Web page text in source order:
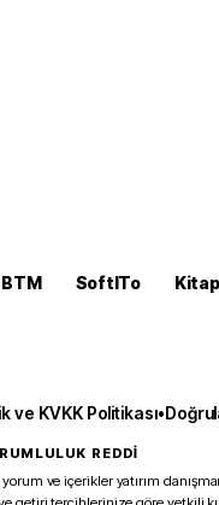
BTM SoftITo
ve KVKK Politikası•
REDDİ
ve içerikler yatırım